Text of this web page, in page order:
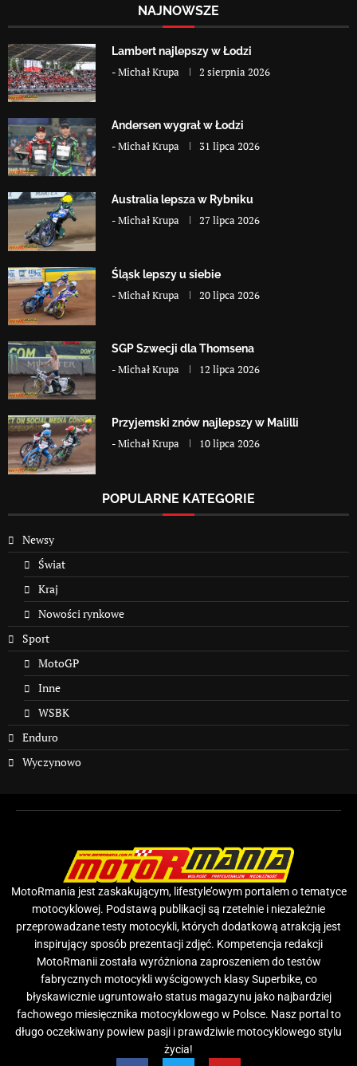
NAJNOWSZE
Lambert najlepszy w Łodzi
-Michał Krupa 2 sierpnia 2026
Andersen wygrał w Łodzi
-Michał Krupa 31 lipca 2026
Australia lepsza w Rybniku
-Michał Krupa 27 lipca 2026
Śląsk lepszy u siebie
-Michał Krupa 20 lipca 2026
SGP Szwecji dla Thomsena
-Michał Krupa 12 lipca 2026
Przyjemski znów najlepszy w Malilli
-Michał Krupa 10 lipca 2026
POPULARNE KATEGORIE
Newsy
Świat
Kraj
Nowości rynkowe
Sport
MotoGP
Inne
WSBK
Enduro
Wyczynowo
MotoRmania jest zaskakującym, lifestyle’owym portalem o tematyce
motocyklowej. Podstawą publikacji są rzetelnie i niezależnie
przeprowadzane testy motocykli, których dodatkową atrakcją jest
inspirujący sposób prezentacji zdjęć. Kompetencja redakcji
MotoRmanii została wyróżniona zaproszeniem do testów
fabrycznych motocykli wyścigowych klasy Superbike, co
błyskawicznie ugruntowało status magazynu jako najbardziej
fachowego miesięcznika motocyklowego w Polsce. Nasz portal to
długo oczekiwany powiew pasji i prawdziwie motocyklowego stylu
życia!